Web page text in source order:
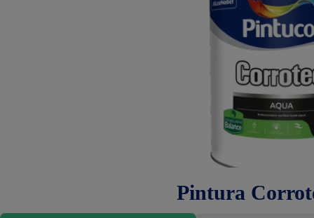
Pintura